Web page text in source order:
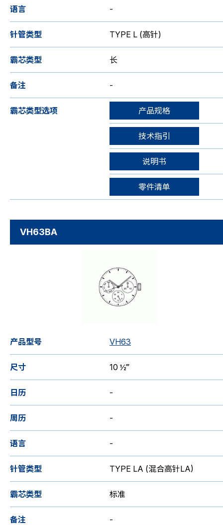
语言 -
针管类型 TYPE L (高针)
霸芯类型 长
备注 -
霸芯类型选项 产品规格
技术指引
说明书
零件清单
VH63BA
产品型号 VH63
尺寸 10 ½‴
日历 -
周历 -
语言 -
针管类型 TYPE LA (混合高针LA)
霸芯类型 标准
备注 -